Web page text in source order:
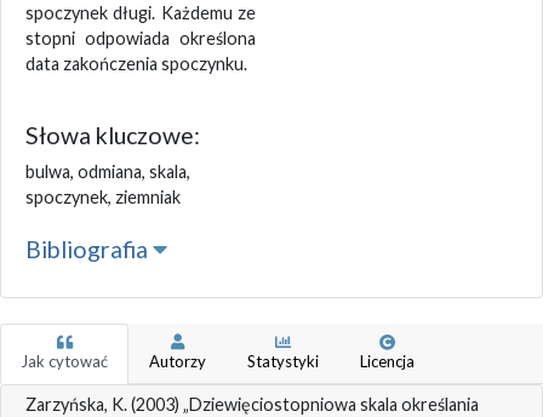
spoczynek długi. Każdemu ze
stopni odpowiada określona
data zakończenia spoczynku.
Słowa kluczowe:
bulwa, odmiana, skala,
spoczynek, ziemniak
Bibliografia
Jak cytować Autorzy Statystyki Licencja
Zarzyńska, K. (2003) „Dziewięciostopniowa skala określania